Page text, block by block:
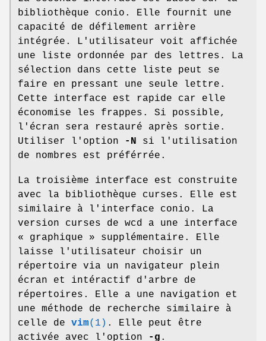
bibliothèque conio. Elle fournit une
capacité de défilement arrière
intégrée. L'utilisateur voit affichée
une liste ordonnée par des lettres. La
sélection dans cette liste peut se
faire en pressant une seule lettre.
Cette interface est rapide car elle
économise les frappes. Si possible,
l'écran sera restauré après sortie.
Utiliser l'option
-N si l'utilisation
de nombres est préférrée.
La troisième interface est construite
avec la bibliothèque curses. Elle est
similaire à l'interface conio. La
version curses de wcd a une interface
« graphique » supplémentaire. Elle
laisse l'utilisateur choisir un
répertoire via un navigateur plein
écran et intéractif d'arbre de
répertoires. Elle a une navigation et
une méthode de recherche similaire à
celle de vim(1) . Elle peut être
activée avec l'option
-g .